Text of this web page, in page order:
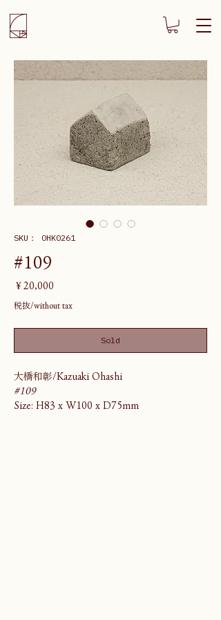
SKU： OHK0261
#109
￥20,000
税抜/without tax
Sold
大橋和彰/Kazuaki Ohashi
#109
Size: H83 x W100 x D75mm